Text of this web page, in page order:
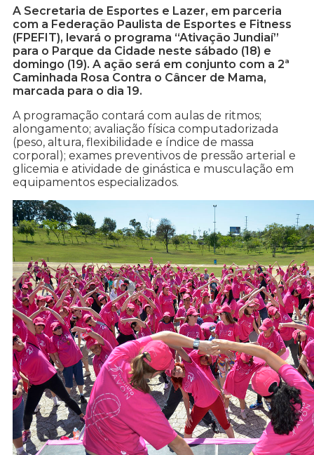
A Secretaria de Esportes e Lazer, em parceria
com a Federação Paulista de Esportes e Fitness
(FPEFIT), levará o programa “Ativação Jundiaí”
para o Parque da Cidade neste sábado (18) e
domingo (19). A ação será em conjunto com a 2ª
Caminhada Rosa Contra o Câncer de Mama,
marcada para o dia 19.
A programação contará com aulas de ritmos;
alongamento; avaliação física computadorizada
(peso, altura, flexibilidade e índice de massa
corporal); exames preventivos de pressão arterial e
glicemia e atividade de ginástica e musculação em
equipamentos especializados.